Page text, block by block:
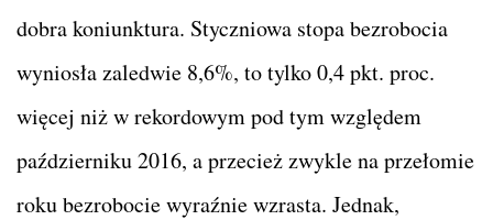
dobra koniunktura. Styczniowa stopa bezrobocia
wyniosła zaledwie 8,6%, to tylko 0,4 pkt. proc.
więcej niż w rekordowym pod tym względem
październiku 2016, a przecież zwykle na przełomie
roku bezrobocie wyraźnie wzrasta. Jednak,